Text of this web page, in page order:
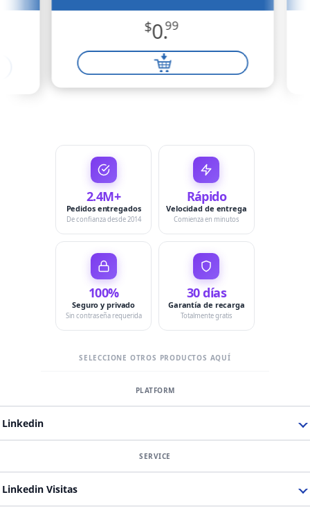
$0.99
2.4M+
Pedidos entregados
De confianza desde 2014
Rápido
Velocidad de entrega
Comienza en minutos
100%
Seguro y privado
Sin contraseña requerida
30 días
Garantía de recarga
Totalmente gratis
SELECCIONE OTROS PRODUCTOS AQUÍ
Linkedin
Linkedin Visitas